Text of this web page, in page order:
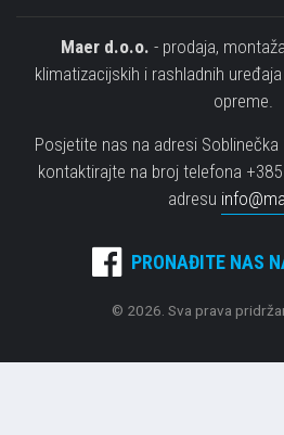
Maer d.o.o. - prodaja,
klimatizacijskih i rashladnih
opreme.
Posjetite nas na adresi Soblinečka
kontaktirajte na broj telefona
adresu
PRONAĐITE NAS
© 2026. Sva prava